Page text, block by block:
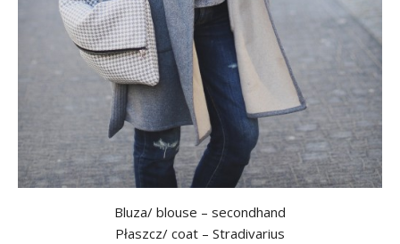
Bluza/ blouse – secondhand
Płaszcz/ coat – Stradivarius